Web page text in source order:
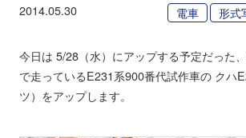
2014.05.30 電車 形式
今日は 5/28（水）にアップする予定だった
で走っているE231系900番代試作車の クハ
ツ）をアップします。